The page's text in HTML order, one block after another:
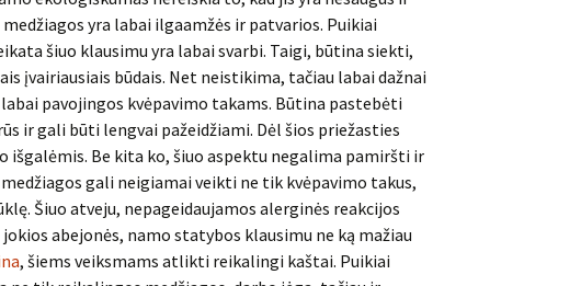
yra labai ilgaamžės ir patvarios. Puikiai
šiuo klausimu yra labai svarbi. Taigi, būtina siekti,
įvairiausiais būdais. Net neistikima, tačiau labai dažnai
pavojingos kvėpavimo takams. Būtina pastebėti
ir gali būti lengvai pažeidžiami. Dėl šios priežasties
išgalėmis. Be kita ko, šiuo aspektu negalima pamiršti ir
gali neigiamai veikti ne tik kvėpavimo takus,
Šiuo atveju, nepageidaujamos alerginės reakcijos
abejonės, namo statybos klausimu ne ką mažiau
, šiems veiksmams atlikti reikalingi kaštai. Puikiai